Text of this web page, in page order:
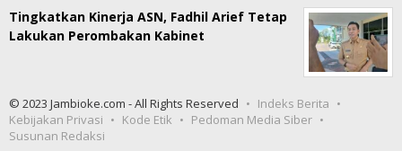
Tingkatkan Kinerja ASN, Fadhil Arief Tetap
Lakukan Perombakan Kabinet
© 2023 Jambioke.com - All Rights Reserved
Indeks Berita
Kebijakan Privasi
Kode Etik
Pedoman Media Siber
Susunan Redaksi